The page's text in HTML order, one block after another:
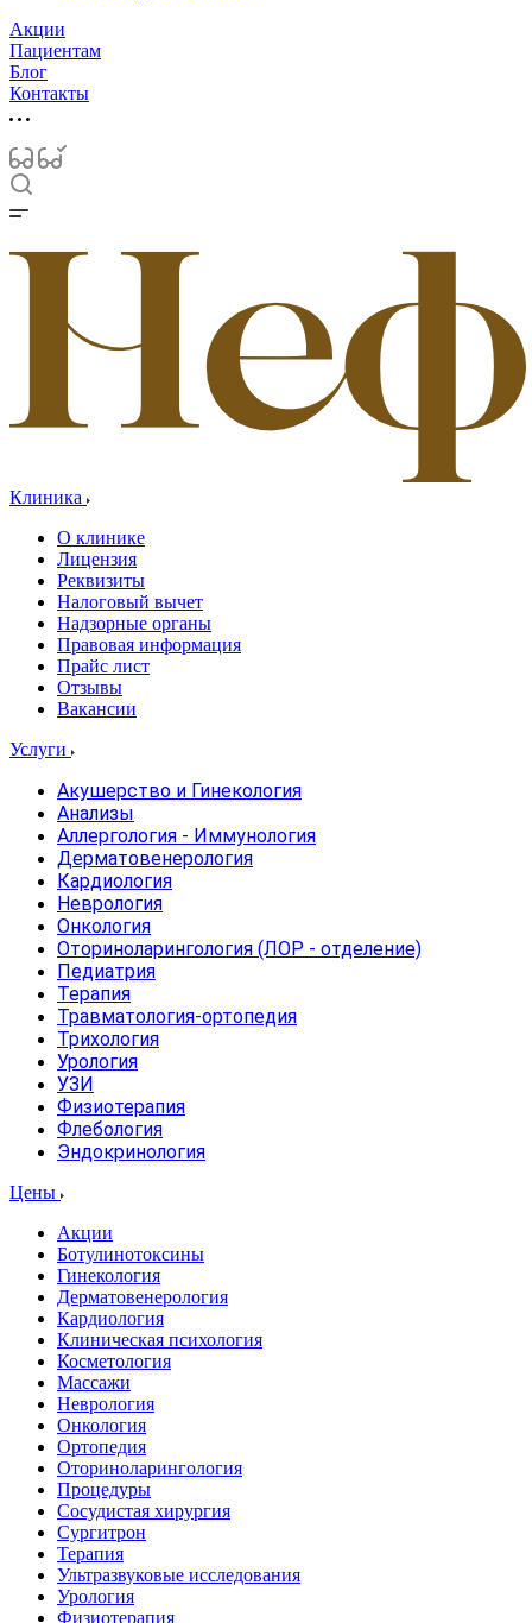
Акции
Пациентам
Блог
Контакты
Клиника
О клинике
Лицензия
Реквизиты
Налоговый вычет
Надзорные органы
Правовая информация
Прайс лист
Отзывы
Вакансии
Услуги
Акушерство и Гинекология
Анализы
Аллергология - Иммунология
Дерматовенерология
Кардиология
Неврология
Онкология
Оториноларингология (ЛОР - отделение)
Педиатрия
Терапия
Травматология-ортопедия
Трихология
Урология
УЗИ
Физиотерапия
Флебология
Эндокринология
Цены
Акции
Ботулинотоксины
Гинекология
Дерматовенерология
Кардиология
Клиническая психология
Косметология
Массажи
Неврология
Онкология
Ортопедия
Оториноларингология
Процедуры
Сосудистая хирургия
Сургитрон
Терапия
Ультразвуковые исследования
Урология
Физиотерапия